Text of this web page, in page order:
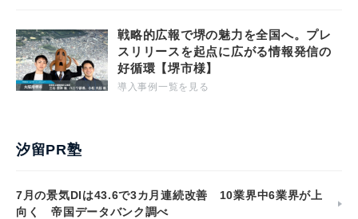
戦略的広報で堺の魅力を全国へ。プレ
スリリースを起点に広がる情報発信の
好循環【堺市様】
導入事例一覧を見る
汐留PR塾
7月の景気DIは43.6で3カ月連続改善 10業界中6業界が上
向く 帝国データバンク調べ